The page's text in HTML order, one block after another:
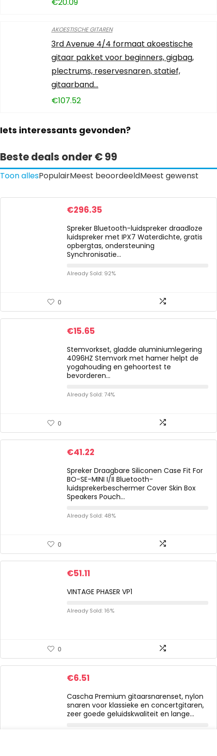
AKOESTISCHE GITAREN
3rd Avenue 4/4 formaat akoestische
gitaar pakket voor beginners, gigbag,
plectrums, reservesnaren, statief,
gitaarband…
€107.52
Iets interessants gevonden?
Beste deals onder € 99
Toon allesPopulairMeest beoordeeldMeest gewenst
€296.35
Spreker Bluetooth-luidspreker draadloze
luidspreker met IPX7 Waterdichte, gratis
opbergtas, ondersteuning
Synchronisatie…
Already Sold: 92%
0
€15.65
Stemvorkset, gladde aluminiumlegering
4096HZ Stemvork met hamer helpt de
yogahouding en gehoortest te
bevorderen…
Already Sold: 74%
0
€41.22
Spreker Draagbare Siliconen Case Fit For
BO-SE-MINI I/II Bluetooth-
luidsprekerbeschermer Cover Skin Box
Speakers Pouch…
Already Sold: 48%
0
€51.11
VINTAGE PHASER VP1
Already Sold: 16%
0
€6.51
Cascha Premium gitaarsnarenset, nylon
snaren voor klassieke en concertgitaren,
zeer goede geluidskwaliteit en lange…